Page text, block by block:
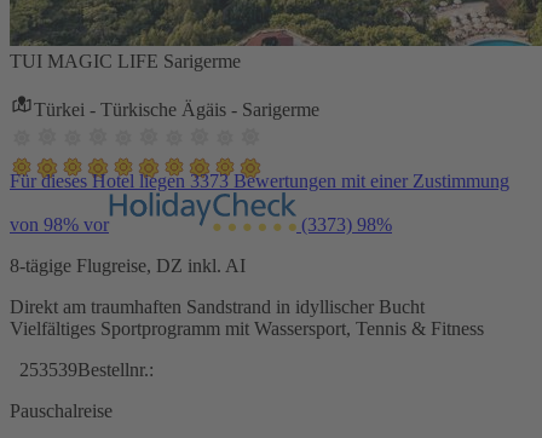
TUI MAGIC LIFE Sarigerme
Türkei - Türkische Ägäis - Sarigerme
Für dieses Hotel liegen 3373 Bewertungen mit einer Zustimmung
von 98% vor (3373) 98%
8-tägige Flugreise, DZ inkl. AI
Direkt am traumhaften Sandstrand in idyllischer Bucht
Vielfältiges Sportprogramm mit Wassersport, Tennis & Fitness
253539Bestellnr.:
Pauschalreise